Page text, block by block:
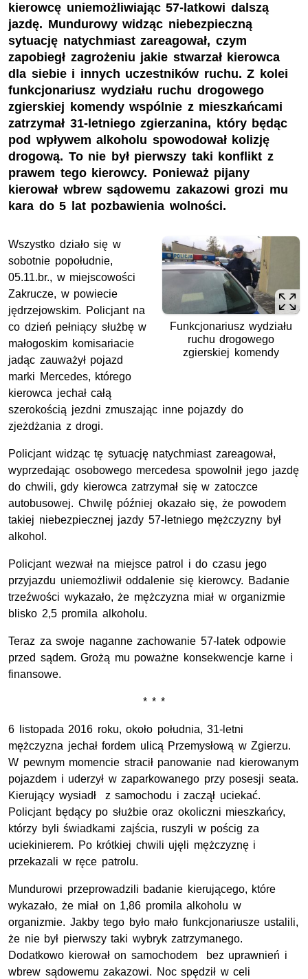
kierowcę uniemożliwiając 57-latkowi dalszą
jazdę. Mundurowy widząc niebezpieczną
sytuację natychmiast zareagował, czym
zapobiegł zagrożeniu jakie stwarzał kierowca
dla siebie i innych uczestników ruchu. Z kolei
funkcjonariusz wydziału ruchu drogowego
zgierskiej komendy wspólnie z mieszkańcami
zatrzymał 31-letniego zgierzanina, który będąc
pod wpływem alkoholu spowodował kolizję
drogową. To nie był pierwszy taki konflikt z
prawem tego kierowcy. Ponieważ pijany
kierował wbrew sądowemu zakazowi grozi mu
kara do 5 lat pozbawienia wolności.
Funkcjonariusz wydziału
ruchu drogowego
zgierskiej komendy
Wszystko działo się w
sobotnie popołudnie,
05.11.br., w miejscowości
Zakrucze, w powiecie
jędrzejowskim. Policjant na
co dzień pełniący służbę w
małogoskim komisariacie
jadąc zauważył pojazd
marki Mercedes, którego
kierowca jechał całą
szerokością jezdni zmuszając inne pojazdy do
zjeżdżania z drogi.
Policjant widząc tę sytuację natychmiast zareagował,
wyprzedając osobowego mercedesa spowolnił jego jazdę
do chwili, gdy kierowca zatrzymał się w zatoczce
autobusowej. Chwilę później okazało się, że powodem
takiej niebezpiecznej jazdy 57-letniego mężczyzny był
alkohol.
Policjant wezwał na miejsce patrol i do czasu jego
przyjazdu uniemożliwił oddalenie się kierowcy. Badanie
trzeźwości wykazało, że mężczyzna miał w organizmie
blisko 2,5 promila alkoholu.
Teraz za swoje naganne zachowanie 57-latek odpowie
przed sądem. Grożą mu poważne konsekwencje karne i
finansowe.
* * *
6 listopada 2016 roku, około południa, 31-letni
mężczyzna jechał fordem ulicą Przemysłową w Zgierzu.
W pewnym momencie stracił panowanie nad kierowanym
pojazdem i uderzył w zaparkowanego przy posesji seata.
Kierujący wysiadł z samochodu i zaczął uciekać.
Policjant będący po służbie oraz okoliczni mieszkańcy,
którzy byli świadkami zajścia, ruszyli w pościg za
uciekinierem. Po krótkiej chwili ujęli mężczyznę i
przekazali w ręce patrolu.
Mundurowi przeprowadzili badanie kierującego, które
wykazało, że miał on 1,86 promila alkoholu w
organizmie. Jakby tego było mało funkcjonariusze ustalili,
że nie był pierwszy taki wybryk zatrzymanego.
Dodatkowo kierował on samochodem bez uprawnień i
wbrew sądowemu zakazowi. Noc spędził w celi